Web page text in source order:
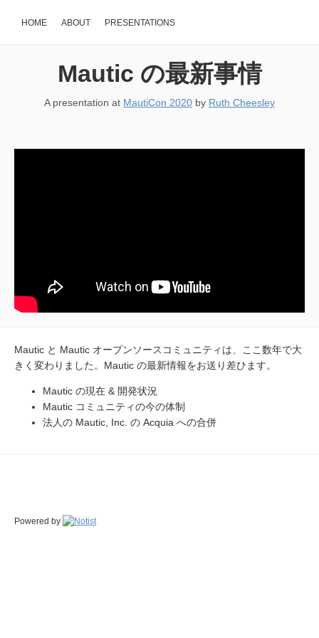
HOME ABOUT PRESENTATIONS
Mautic の最新事情
A presentation at MautiCon 2020 by Ruth Cheesley
Mautic と Mautic オープンソースコミュニティは、ここ数年で大
きく変わりました。Mautic の最新情報をお送り差ひます。
Mautic の現在 & 開発状況
Mautic コミュニティの今の体制
法人の Mautic, Inc. の Acquia への合併
Powered by